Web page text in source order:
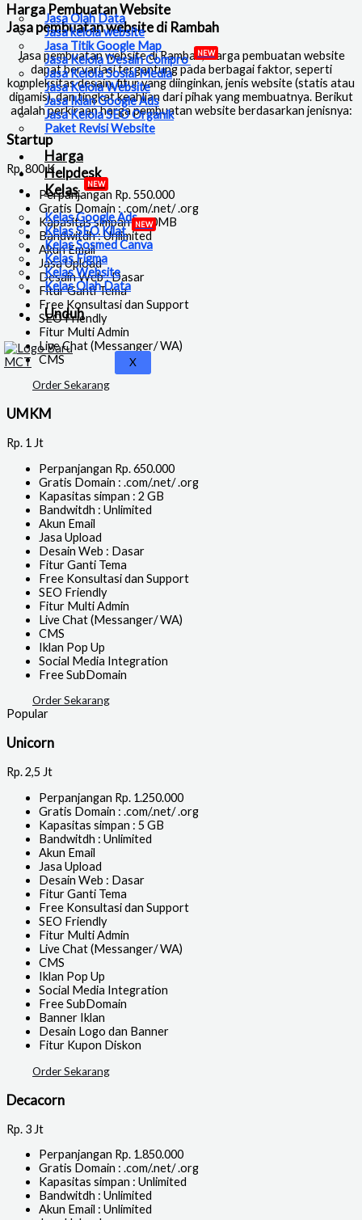
Jasa Olah Data
Jasa kelola website
Jasa Titik Google Map
Jasa Kelola Desain Compro
NEW
Jasa Kelola Sosial Media
Jasa Kelola Website
Jasa Iklan Google Ads
Jasa Kelola SEO Organik
Paket Revisi Website
Harga
Helpdesk
Kelas
NEW
Kelas Google Ads
Kelas SEO Kilat
NEW
Kelas Sosmed Canva
Kelas Figma
Kelas Website
Kelas Olah Data
Unduh
X
Harga Pembuatan Website
Jasa pembuatan website di Rambah
Jasa pembuatan website di Rambah, Harga pembuatan website
dapat bervariasi tergantung pada berbagai faktor, seperti
kompleksitas desain, fitur yang diinginkan, jenis website (statis atau
dinamis), dan tingkat keahlian dari pihak yang membuatnya. Berikut
adalah perkiraan harga pembuatan website berdasarkan jenisnya:
Startup
Rp.800 K
Perpanjangan Rp. 550.000
Gratis Domain : .com/.net/ .org
Kapasitas simpan : 500MB
Bandwitdh : Unlimited
Akun Email
Jasa Upload
Desain Web : Dasar
Fitur Ganti Tema
Free Konsultasi dan Support
SEO Friendly
Fitur Multi Admin
Live Chat (Messanger/ WA)
CMS
Order Sekarang
UMKM
Rp. 1 Jt
Perpanjangan Rp. 650.000
Gratis Domain : .com/.net/ .org
Kapasitas simpan : 2 GB
Bandwitdh : Unlimited
Akun Email
Jasa Upload
Desain Web : Dasar
Fitur Ganti Tema
Free Konsultasi dan Support
SEO Friendly
Fitur Multi Admin
Live Chat (Messanger/ WA)
CMS
Iklan Pop Up
Social Media Integration
Free SubDomain
Order Sekarang
Popular
Unicorn
Rp.2,5 Jt
Perpanjangan Rp. 1.250.000
Gratis Domain : .com/.net/ .org
Kapasitas simpan : 5 GB
Bandwitdh : Unlimited
Akun Email
Jasa Upload
Desain Web : Dasar
Fitur Ganti Tema
Free Konsultasi dan Support
SEO Friendly
Fitur Multi Admin
Live Chat (Messanger/ WA)
CMS
Iklan Pop Up
Social Media Integration
Free SubDomain
Banner Iklan
Desain Logo dan Banner
Fitur Kupon Diskon
Order Sekarang
Decacorn
Rp. 3 Jt
Perpanjangan Rp. 1.850.000
Gratis Domain : .com/.net/ .org
Kapasitas simpan : Unlimited
Bandwitdh : Unlimited
Akun Email : Unlimited